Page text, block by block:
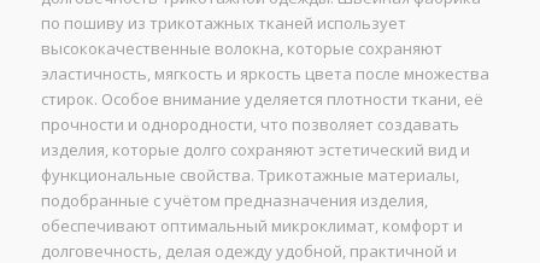
по пошиву из трикотажных тканей использует
высококачественные волокна, которые сохраняют
эластичность, мягкость и яркость цвета после множества
стирок. Особое внимание уделяется плотности ткани, её
прочности и однородности, что позволяет создавать
изделия, которые долго сохраняют эстетический вид и
функциональные свойства. Трикотажные материалы,
подобранные с учётом предназначения изделия,
обеспечивают оптимальный микроклимат, комфорт и
долговечность, делая одежду удобной, практичной и